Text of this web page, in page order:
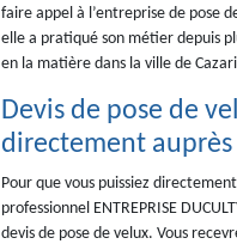
faire appel à l’entreprise de pose
elle a pratiqué son métier depuis
en la matière dans la ville de
Devis de pose de
directement auprès
Pour que vous puissiez
professionnel ENTREPRISE
devis de pose de velux. Vous